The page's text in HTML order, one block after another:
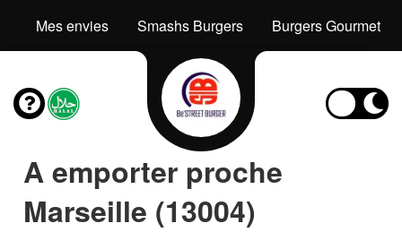
Mes envies Smashs Burgers Burgers Gourmets
A emporter proche
Marseille (13004)